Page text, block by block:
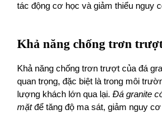
tác động cơ học và giảm thiểu nguy
Khả năng chống trơn
Khả năng chống trơn trượt của đá
quan trọng, đặc biệt là trong môi
lượng khách lớn qua lại.Đá granite
mặtđể tăng độ ma sát, giảm nguy